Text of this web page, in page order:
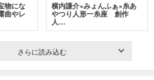
物にな
曲やレ
横内謙介×みょんふぁ×糸あ
やつり人形一糸座 創作
人…
さらに読み込む